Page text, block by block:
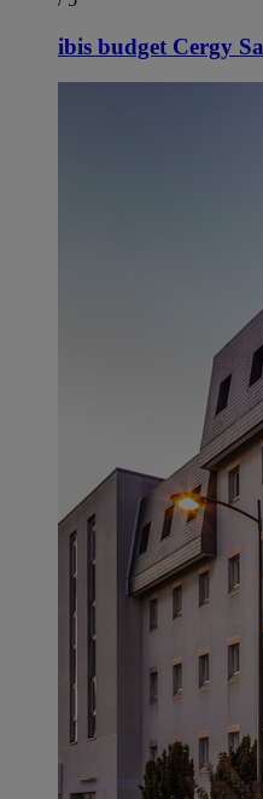
ibis budget Cergy